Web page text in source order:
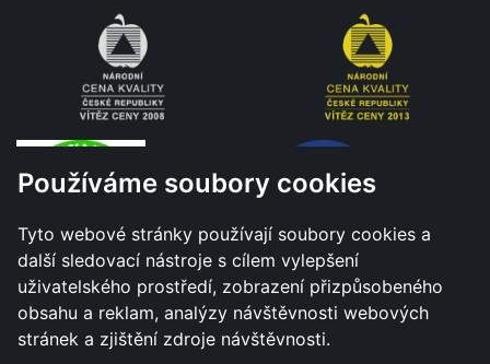
Používáme soubory cookies
Tyto webové stránky používají soubory cookies a
další sledovací nástroje s cílem vylepšení
uživatelského prostředí, zobrazení přizpůsobeného
obsahu a reklam, analýzy návštěvnosti webových
stránek a zjištění zdroje návštěvnosti.